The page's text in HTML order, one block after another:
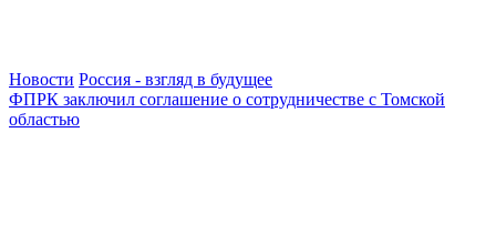
Новости Россия - взгляд в будущее
ФПРК заключил соглашение о сотрудничестве с Томской
областью